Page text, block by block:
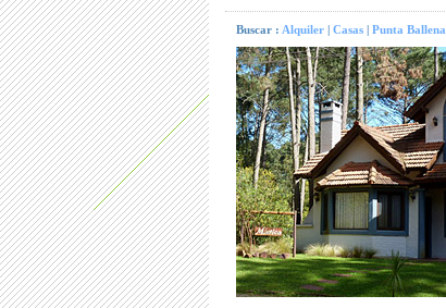
Buscar : Alquiler Casas Punta Ballena